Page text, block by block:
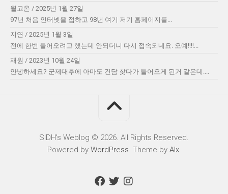
윌고온 / 2025년 1월 27일
97년 처음 인터넷을 접하고 98년 여기 저기 홈페이지를...
지연 / 2025년 1월 3일
전에 한번 들어오려고 했는데 안되더니 다시 접속되네요. 오예!!!!...
재원 / 2023년 10월 24일
안녕하세요? 군제대후에 아마도 건담 찾다가 들어오게 된거 같은데....
SIDH′s Weblog © 2026. All Rights Reserved.
Powered by WordPress . Theme by Alx.